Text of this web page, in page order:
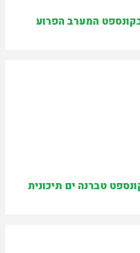
המערב הפרוע
טברנה ים תיכונית